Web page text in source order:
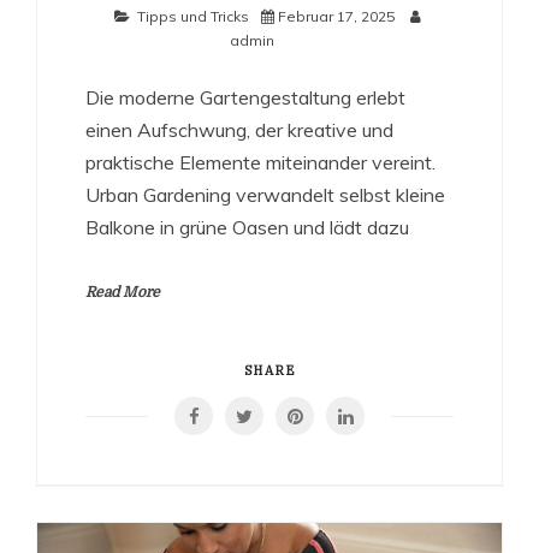
Tipps und Tricks
Februar 17, 2025
admin
Die moderne Gartengestaltung erlebt
einen Aufschwung, der kreative und
praktische Elemente miteinander vereint.
Urban Gardening verwandelt selbst kleine
Balkone in grüne Oasen und lädt dazu
Read More
SHARE